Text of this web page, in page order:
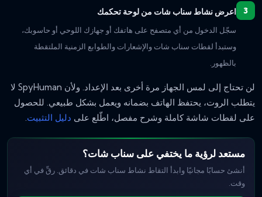
اعرض نشاط سناب شات من لوحة تحكمك
سجّل الدخول من أي متصفح على هاتفك أو جهازك اللوحي أو حاسوبك،
وستبدأ لقطات سناب شات والإشعارات والطوابع الزمنية الملتقطة
بالظهور.
لن تحتاج إلى لمس الجهاز مرة أخرى بعد الإعداد. ولأن SpyHuman لا
يتطلب الروت، يحتفظ الهاتف بضمانه ويعمل بشكل طبيعي. للحصول
على لقطات شاشة كاملة وشرح مفصل، اطّلع على دليل التثبيت
مستعد لرؤية ما يختفي على سناب شات؟
أنشئ حسابًا مجانيًا وابدأ التقاط نشاط سناب شات في دقائق. رقِّ في أي
وقت.